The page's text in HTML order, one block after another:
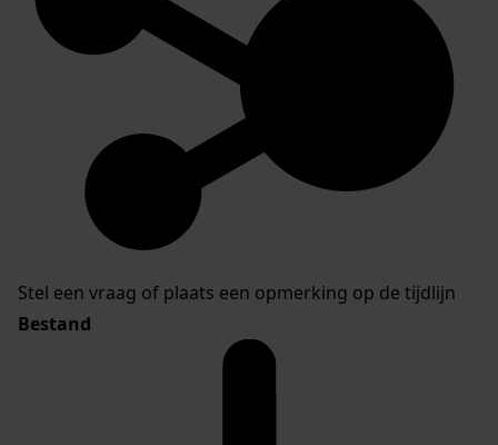
Stel een vraag of plaats een opmerking op de tijdlijn
Bestand